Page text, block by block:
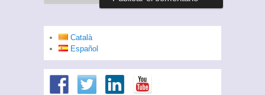
Català
Español